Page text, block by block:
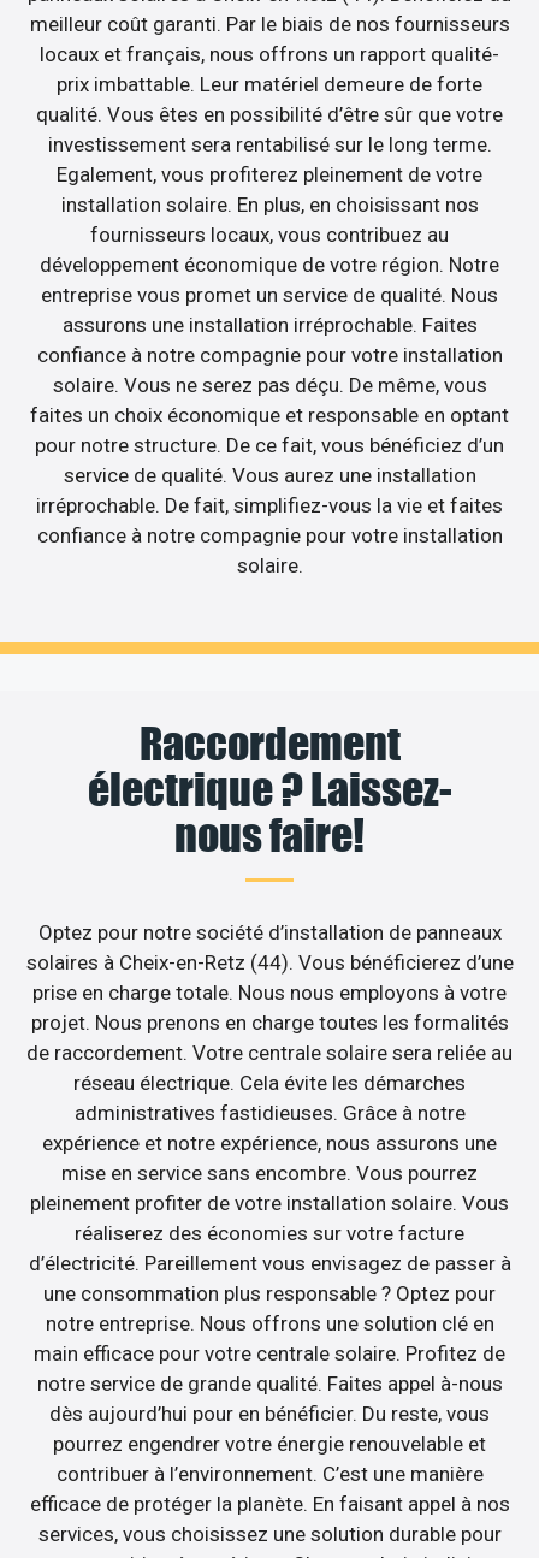
meilleur coût garanti. Par le biais de nos fournisseurs
locaux et français, nous offrons un rapport qualité-
prix imbattable. Leur matériel demeure de forte
qualité. Vous êtes en possibilité d’être sûr que votre
investissement sera rentabilisé sur le long terme.
Egalement, vous profiterez pleinement de votre
installation solaire. En plus, en choisissant nos
fournisseurs locaux, vous contribuez au
développement économique de votre région. Notre
entreprise vous promet un service de qualité. Nous
assurons une installation irréprochable. Faites
confiance à notre compagnie pour votre installation
solaire. Vous ne serez pas déçu. De même, vous
faites un choix économique et responsable en optant
pour notre structure. De ce fait, vous bénéficiez d’un
service de qualité. Vous aurez une installation
irréprochable. De fait, simplifiez-vous la vie et faites
confiance à notre compagnie pour votre installation
solaire.
Raccordement
électrique ? Laissez-
nous faire!
Optez pour notre société d’installation de panneaux
solaires à Cheix-en-Retz (44). Vous bénéficierez d’une
prise en charge totale. Nous nous employons à votre
projet. Nous prenons en charge toutes les formalités
de raccordement. Votre centrale solaire sera reliée au
réseau électrique. Cela évite les démarches
administratives fastidieuses. Grâce à notre
expérience et notre expérience, nous assurons une
mise en service sans encombre. Vous pourrez
pleinement profiter de votre installation solaire. Vous
réaliserez des économies sur votre facture
d’électricité. Pareillement vous envisagez de passer à
une consommation plus responsable ? Optez pour
notre entreprise. Nous offrons une solution clé en
main efficace pour votre centrale solaire. Profitez de
notre service de grande qualité. Faites appel à-nous
dès aujourd’hui pour en bénéficier. Du reste, vous
pourrez engendrer votre énergie renouvelable et
contribuer à l’environnement. C’est une manière
efficace de protéger la planète. En faisant appel à nos
services, vous choisissez une solution durable pour